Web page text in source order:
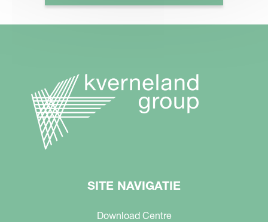
SITE NAVIGATIE
Download Centre